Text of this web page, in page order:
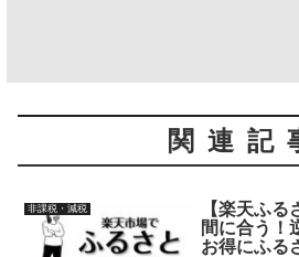
関連記
非課税・減税
【楽天ふ
間に合う！
お得にふる